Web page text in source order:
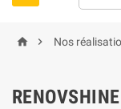
  Nos
RENOVSHINE